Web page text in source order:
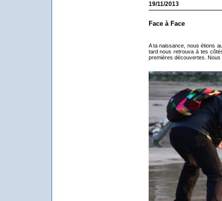
19/11/2013
Face à Face
A ta naissance, nous étions
tard nous retrouva à tes
premières découvertes. Nous